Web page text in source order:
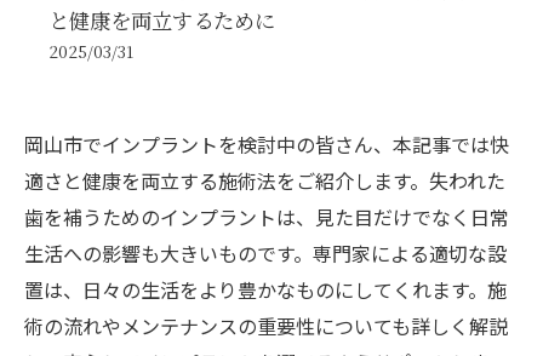
と健康を両立するために
2025/03/31
岡山市でインプラントを検討中の皆さん、本記事では快
適さと健康を両立する施術法をご紹介します。失われた
歯を補うためのインプラントは、見た目だけでなく日常
生活への影響も大きいものです。専門家による適切な設
置は、日々の生活をより豊かなものにしてくれます。施
術の流れやメンテナンスの重要性についても詳しく解説